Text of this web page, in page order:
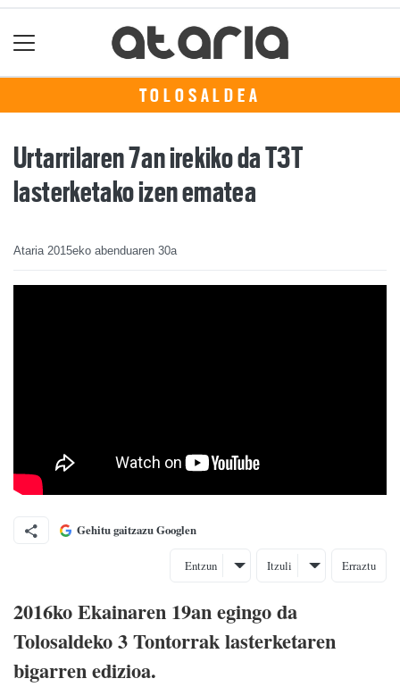
TOLOSALDEA
Urtarrilaren 7an irekiko da T3T
lasterketako izen ematea
Ataria 2015eko abenduaren 30a
Gehitu gaitzazu Googlen
Entzun Itzuli Erraztu
2016ko Ekainaren 19an egingo da
Tolosaldeko 3 Tontorrak lasterketaren
bigarren edizioa.